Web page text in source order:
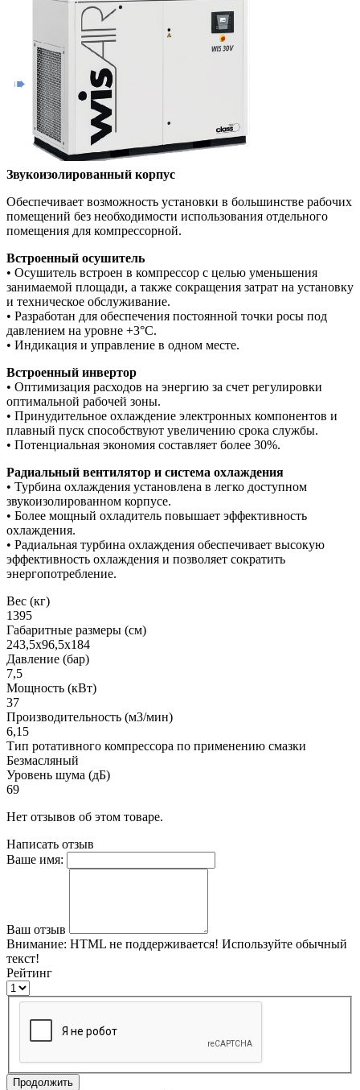
Звукоизолированный корпус
Обеспечивает возможность установки в большинстве рабочих
помещений без необходимости использования отдельного
помещения для компрессорной.
Встроенный осушитель
• Осушитель встроен в компрессор с целью уменьшения
занимаемой площади, а также сокращения затрат на установку
и техническое обслуживание.
• Разработан для обеспечения постоянной точки росы под
давлением на уровне +3°C.
• Индикация и управление в одном месте.
Встроенный инвертор
• Оптимизация расходов на энергию за счет регулировки
оптимальной рабочей зоны.
• Принудительное охлаждение электронных компонентов и
плавный пуск способствуют увеличению срока службы.
• Потенциальная экономия составляет более 30%.
Радиальный вентилятор и система охлаждения
• Турбина охлаждения установлена в легко доступном
звукоизолированном корпусе.
• Более мощный охладитель повышает эффективность
охлаждения.
• Радиальная турбина охлаждения обеспечивает высокую
эффективность охлаждения и позволяет сократить
энергопотребление.
Вес (кг)
1395
Габаритные размеры (см)
243,5х96,5х184
Давление (бар)
7,5
Мощность (кВт)
37
Производительность (м3/мин)
6,15
Тип ротативного компрессора по применению смазки
Безмасляный
Уровень шума (дБ)
69
Нет отзывов об этом товаре.
Написать отзыв
Ваше имя:
Ваш отзыв
Внимание: HTML не поддерживается! Используйте обычный
текст!
Рейтинг
Продолжить